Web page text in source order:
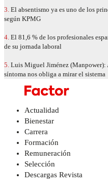
3. El absentismo ya es uno de los
según KPMG
4. El 81,6 % de los profesionales
de su jornada laboral
5. Luis Miguel Jiménez
síntoma nos obliga a mirar el sistema
Actualidad
Bienestar
Carrera
Formación
Remuneración
Selección
Descargas Revista